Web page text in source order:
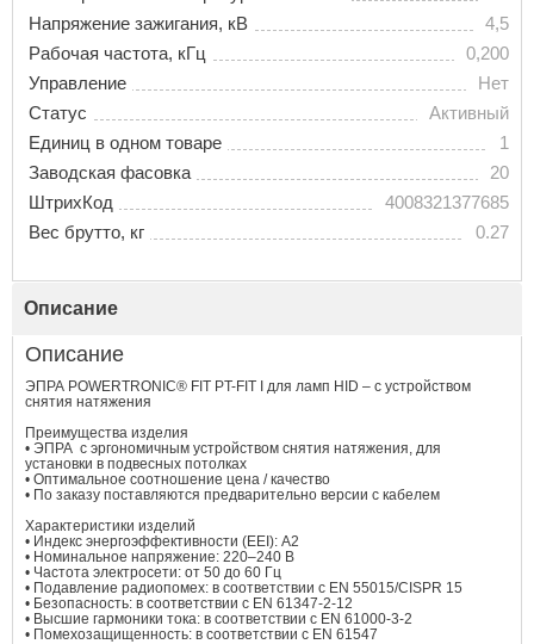
Напряжение зажигания, кВ
4,5
Рабочая частота, кГц
0,200
Управление
Нет
Статус
Активный
Единиц в одном товаре
1
Заводская фасовка
20
ШтрихКод
4008321377685
Вес брутто, кг
0.27
Описание
Описание
ЭПРА POWERTRONIC® FIT PT-FIT I для ламп HID – с устройством
снятия натяжения
Преимущества изделия
• ЭПРА с эргономичным устройством снятия натяжения, для
установки в подвесных потолках
• Оптимальное соотношение цена / качество
• По заказу поставляются предварительно версии с кабелем
Характеристики изделий
• Индекс энергоэффективности (EEI): A2
• Номинальное напряжение: 220–240 В
• Частота электросети: от 50 до 60 Гц
• Подавление радиопомех: в соответствии с EN 55015/CISPR 15
• Безопасность: в соответствии с EN 61347-2-12
• Высшие гармоники тока: в соответствии с EN 61000-3-2
• Помехозащищенность: в соответствии с EN 61547